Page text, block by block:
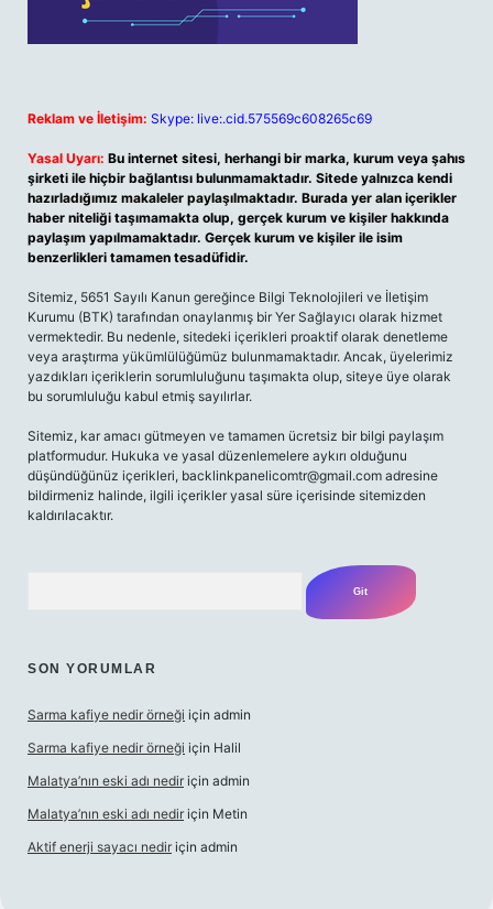
Reklam ve İletişim: Skype: live:.cid.575569c608265c69
Yasal Uyarı: Bu internet sitesi, herhangi bir marka, kurum veya şahıs
şirketi ile hiçbir bağlantısı bulunmamaktadır. Sitede yalnızca kendi
hazırladığımız makaleler paylaşılmaktadır. Burada yer alan içerikler
haber niteliği taşımamakta olup, gerçek kurum ve kişiler hakkında
paylaşım yapılmamaktadır. Gerçek kurum ve kişiler ile isim
benzerlikleri tamamen tesadüfidir.
Sitemiz, 5651 Sayılı Kanun gereğince Bilgi Teknolojileri ve İletişim
Kurumu (BTK) tarafından onaylanmış bir Yer Sağlayıcı olarak hizmet
vermektedir. Bu nedenle, sitedeki içerikleri proaktif olarak denetleme
veya araştırma yükümlülüğümüz bulunmamaktadır. Ancak, üyelerimiz
yazdıkları içeriklerin sorumluluğunu taşımakta olup, siteye üye olarak
bu sorumluluğu kabul etmiş sayılırlar.
Sitemiz, kar amacı gütmeyen ve tamamen ücretsiz bir bilgi paylaşım
platformudur. Hukuka ve yasal düzenlemelere aykırı olduğunu
düşündüğünüz içerikleri, backlinkpanelicomtr@gmail.com adresine
bildirmeniz halinde, ilgili içerikler yasal süre içerisinde sitemizden
kaldırılacaktır.
SON YORUMLAR
Sarma kafiye nedir örneği için admin
Sarma kafiye nedir örneği için Halil
Malatya’nın eski adı nedir için admin
Malatya’nın eski adı nedir için Metin
Aktif enerji sayacı nedir için admin